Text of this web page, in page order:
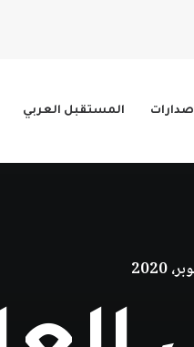
المستقبل العربي